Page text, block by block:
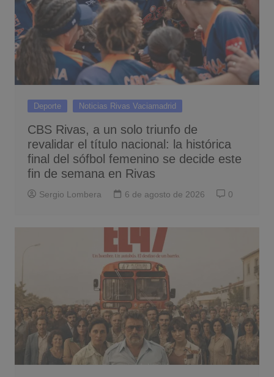
Deporte Noticias Rivas Vaciamadrid
CBS Rivas, a un solo triunfo de
revalidar el título nacional: la histórica
final del sófbol femenino se decide este
fin de semana en Rivas
Sergio Lombera 6 de agosto de 2026 0